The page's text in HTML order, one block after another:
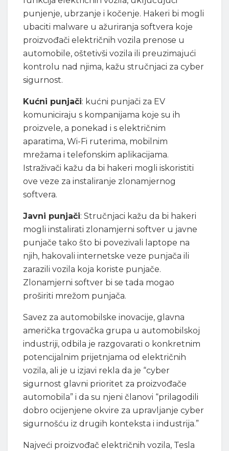
punjenje, ubrzanje i kočenje. Hakeri bi mogli
ubaciti malware u ažuriranja softvera koje
proizvođači električnih vozila prenose u
automobile, oštetivši vozila ili preuzimajući
kontrolu nad njima, kažu stručnjaci za cyber
sigurnost.
Kućni punjači: kućni punjači za EV
komuniciraju s kompanijama koje su ih
proizvele, a ponekad i s električnim
aparatima, Wi-Fi ruterima, mobilnim
mrežama i telefonskim aplikacijama.
Istraživači kažu da bi hakeri mogli iskoristiti
ove veze za instaliranje zlonamjernog
softvera.
Javni punjači: Stručnjaci kažu da bi hakeri
mogli instalirati zlonamjerni softver u javne
punjače tako što bi povezivali laptope na
njih, hakovali internetske veze punjača ili
zarazili vozila koja koriste punjače.
Zlonamjerni softver bi se tada mogao
proširiti mrežom punjača.
Savez za automobilske inovacije, glavna
američka trgovačka grupa u automobilskoj
industriji, odbila je razgovarati o konkretnim
potencijalnim prijetnjama od električnih
vozila, ali je u izjavi rekla da je “cyber
sigurnost glavni prioritet za proizvođače
automobila” i da su njeni članovi “prilagodili
dobro ocijenjene okvire za upravljanje cyber
sigurnošću iz drugih konteksta i industrija.”
Najveći proizvođač električnih vozila, Tesla